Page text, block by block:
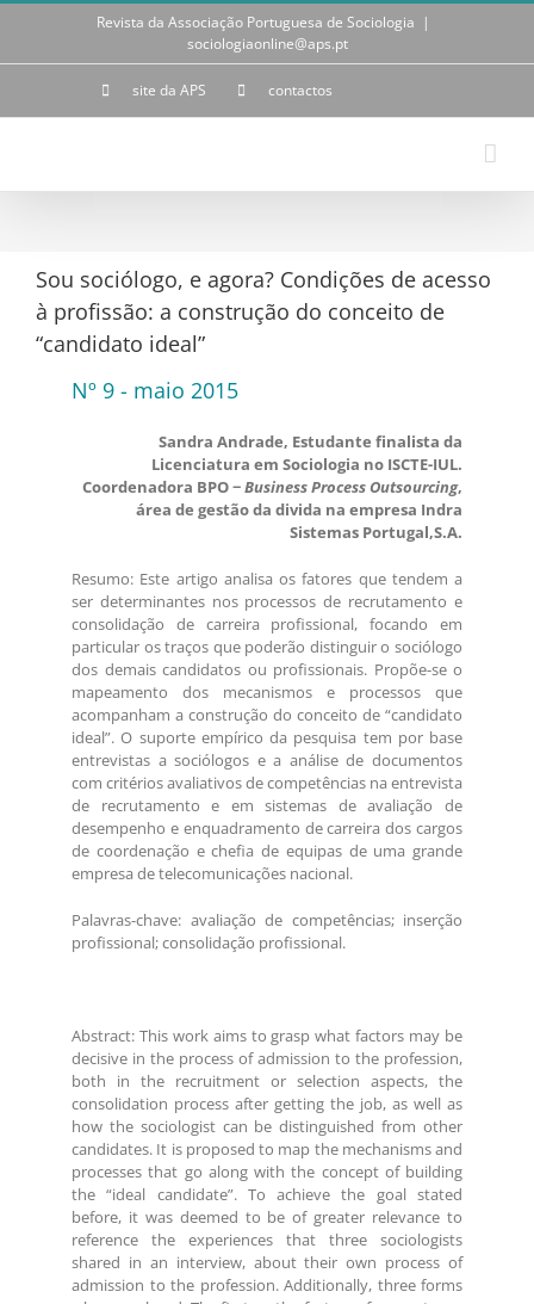
Skip
Revista da Associação Portuguesa de Sociologia |
sociologiaonline@aps.pt
site da APS contactos
Sou sociólogo, e agora? Condições de acesso
à profissão: a construção do conceito de
“candidato ideal”
Nº 9 - maio 2015
Sandra Andrade, Estudante finalista da
Licenciatura em Sociologia no ISCTE-IUL.
Coordenadora BPO −Business Process Outsourcing,
área de gestão da divida na empresa Indra
Sistemas Portugal,S.A.
Resumo: Este artigo analisa os fatores que tendem a
ser determinantes nos processos de recrutamento e
consolidação de carreira profissional, focando em
particular os traços que poderão distinguir o sociólogo
dos demais candidatos ou profissionais. Propõe-se o
mapeamento dos mecanismos e processos que
acompanham a construção do conceito de “candidato
ideal”. O suporte empírico da pesquisa tem por base
entrevistas a sociólogos e a análise de documentos
com critérios avaliativos de competências na entrevista
de recrutamento e em sistemas de avaliação de
desempenho e enquadramento de carreira dos cargos
de coordenação e chefia de equipas de uma grande
empresa de telecomunicações nacional.
Palavras-chave: avaliação de competências; inserção
profissional; consolidação profissional.
Abstract: This work aims to grasp what factors may be
decisive in the process of admission to the profession,
both in the recruitment or selection aspects, the
consolidation process after getting the job, as well as
how the sociologist can be distinguished from other
candidates. It is proposed to map the mechanisms and
processes that go along with the concept of building
the “ideal candidate”. To achieve the goal stated
before, it was deemed to be of greater relevance to
reference the experiences that three sociologists
shared in an interview, about their own process of
admission to the profession. Additionally, three forms